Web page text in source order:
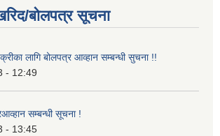
बोलपत्र सूचना
लागि बोलपत्र आव्हान सम्बन्धी सुचना !!
- 12:49
सम्बन्धी सूचना !
- 13:45